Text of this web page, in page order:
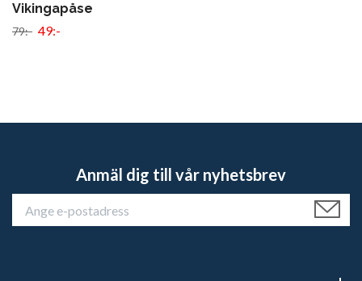
Vikingapåse
79:- 49:-
Anmäl dig till vår nyhetsbrev